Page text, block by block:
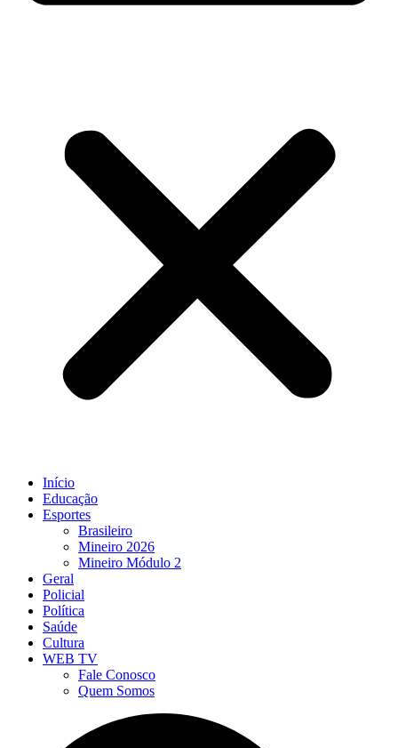
Início
Educação
Esportes
Brasileiro
Mineiro 2026
Mineiro Módulo 2
Geral
Policial
Política
Saúde
Cultura
WEB TV
Fale Conosco
Quem Somos